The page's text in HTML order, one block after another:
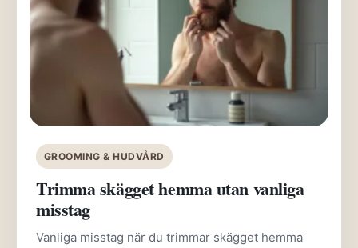
GROOMING & HUDVÅRD
Trimma skägget hemma utan vanliga
misstag
Vanliga misstag när du trimmar skägget hemma